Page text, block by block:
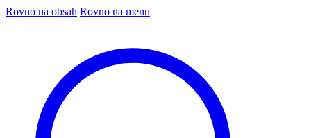
Rovno na obsah Rovno na menu